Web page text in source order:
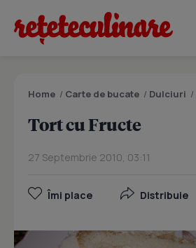
Home / Carte de bucate / Dulciuri /
Tort cu Fructe
27 Septembrie 2010, 03:11
Îmi place Distribuie